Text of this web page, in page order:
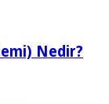
Nedir?